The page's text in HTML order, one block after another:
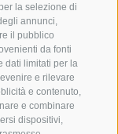
la selezione di
annunci,
il pubblico
da fonti
dati limitati per la
e rilevare
e contenuto,
e combinare
dispositivi,